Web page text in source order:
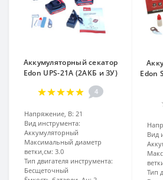
Аккумуляторный секатор
Edon UPS-21A (2АКБ и ЗУ)
4
Напряжение, В: 21
Вид инструмента:
Аккумуляторный
Максимальный диаметр
ветки,см: 3.0
Тип двигателя инструмента:
Бесщеточный
Edon
Вид
Тип